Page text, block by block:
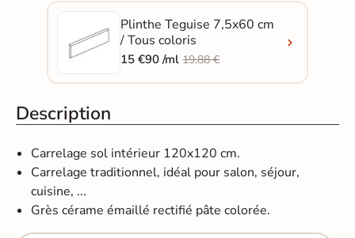
Plinthe Teguise 7,5x60 cm
/ Tous coloris
15 €90 /ml19,88 €
Description
Carrelage sol intérieur 120x120 cm.
Carrelage traditionnel, idéal pour salon, séjour,
cuisine, ...
Grès cérame émaillé rectifié pâte colorée.